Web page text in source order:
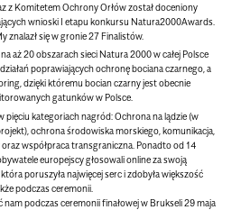
z Komitetem Ochrony Orłów został doceniony
wnioski I etapu konkursu Natura2000Awards.
znalazł się w gronie 27 Finalistów.
aż 20 obszarach sieci Natura 2000 w całej Polsce
poprawiających ochronę bociana czarnego, a
dzięki któremu bocian czarny jest obecnie
gatunków w Polsce.
pięciu kategoriach nagród: Ochrona na lądzie (w
ochrona środowiska morskiego, komunikacja,
współpraca transgraniczna. Ponadto od 14
europejscy głosowali online za swoją
poruszyła najwięcej serc i zdobyła większość
podczas ceremonii.
nam podczas ceremonii finałowej w Brukseli 29 maja